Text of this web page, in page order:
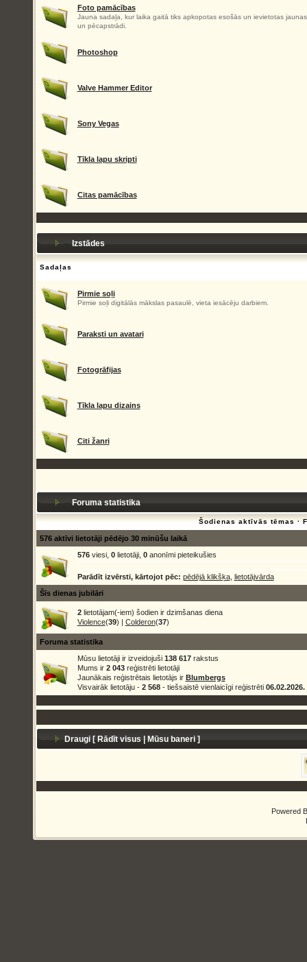
Foto pamācības
Jauna sadaļa, kur laika gaitā tiks apkopotas esošās un ievietotas
un pēcapstrādi.
Photoshop
Valve Hammer Editor
Sony Vegas
Tīkla lapu skripti
Citas pamācības
Izstādes
Sadaļas
Pirmie soļi
Pirmie soļi digitālās mākslas pasaulē, vieta iesācēju darbiem.
Paraksti un avatari
Fotogrāfijas
Tīkla lapu dizains
Citi žanri
Foruma statistika
Šodienas aktīvās tēmas·
576 aktīvi lietotāji pēdējo 30 minūšu laikā
576viesi, 0lietotāji, 0anonīmi pieteikušies
Parādīt izvērsti, kārtojot pēc: pēdējā klikšķa, lietotājvārda
Šīs dienas jubilāri
2lietotājam(-iem) šodien ir dzimšanas diena
Violence(39) | Colderon(37)
Foruma statistika
Mūsu lietotāji ir izveidojuši 138 617rakstus
Mums ir 2 043reģistrēti lietotāji
Jaunākais reģistrētais lietotājs ir Blumbergs
Visvairāk lietotāju - 2 568- tiešsaistē vienlaicīgi reģistrēti 06.02.2026.
Draugi [ Rādīt visus Mūsu baneri]
Powered